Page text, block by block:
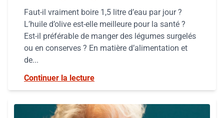
Faut-il vraiment boire 1,5 litre d’eau par jour ?
L’huile d’olive est-elle meilleure pour la santé ?
Est-il préférable de manger des légumes surgelés
ou en conserves ? En matière d’alimentation et
de...
Continuer la lecture